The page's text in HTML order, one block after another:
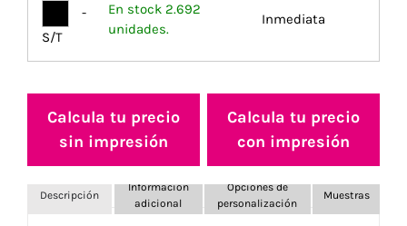
-
S/T
En stock 2.692
unidades.
Inmediata
Calcula tu precio
sin impresión
Calcula tu precio
con impresión
Descripción
Información
adicional
Opciones de
personalización
Muestras